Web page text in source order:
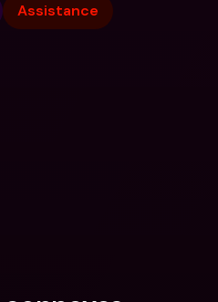
Assistance